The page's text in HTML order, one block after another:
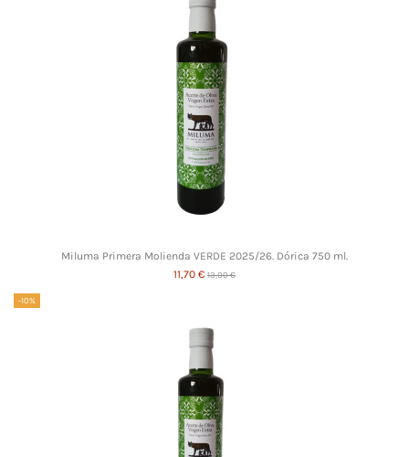
Miluma Primera Molienda VERDE 2025/26. Dórica 750 ml.
11,70 € 13,00 €
-10%